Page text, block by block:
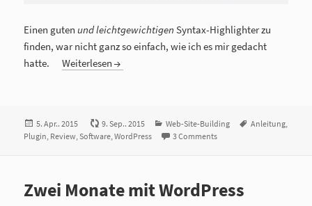
Einen gutenund leichtgewichtigen Syntax-Highlighter zu
finden, war nicht ganz so einfach, wie ich es mir gedacht
hatte.Weiterlesen
Veröffentlicht
am
5. Apr.. 2015 9. Sep.. 2015 Kategorien
Web-Site-Building Tags
Anleitung,
Plugin, Review,Software,WordPress 3 Comments
Zwei Monate mit WordPress